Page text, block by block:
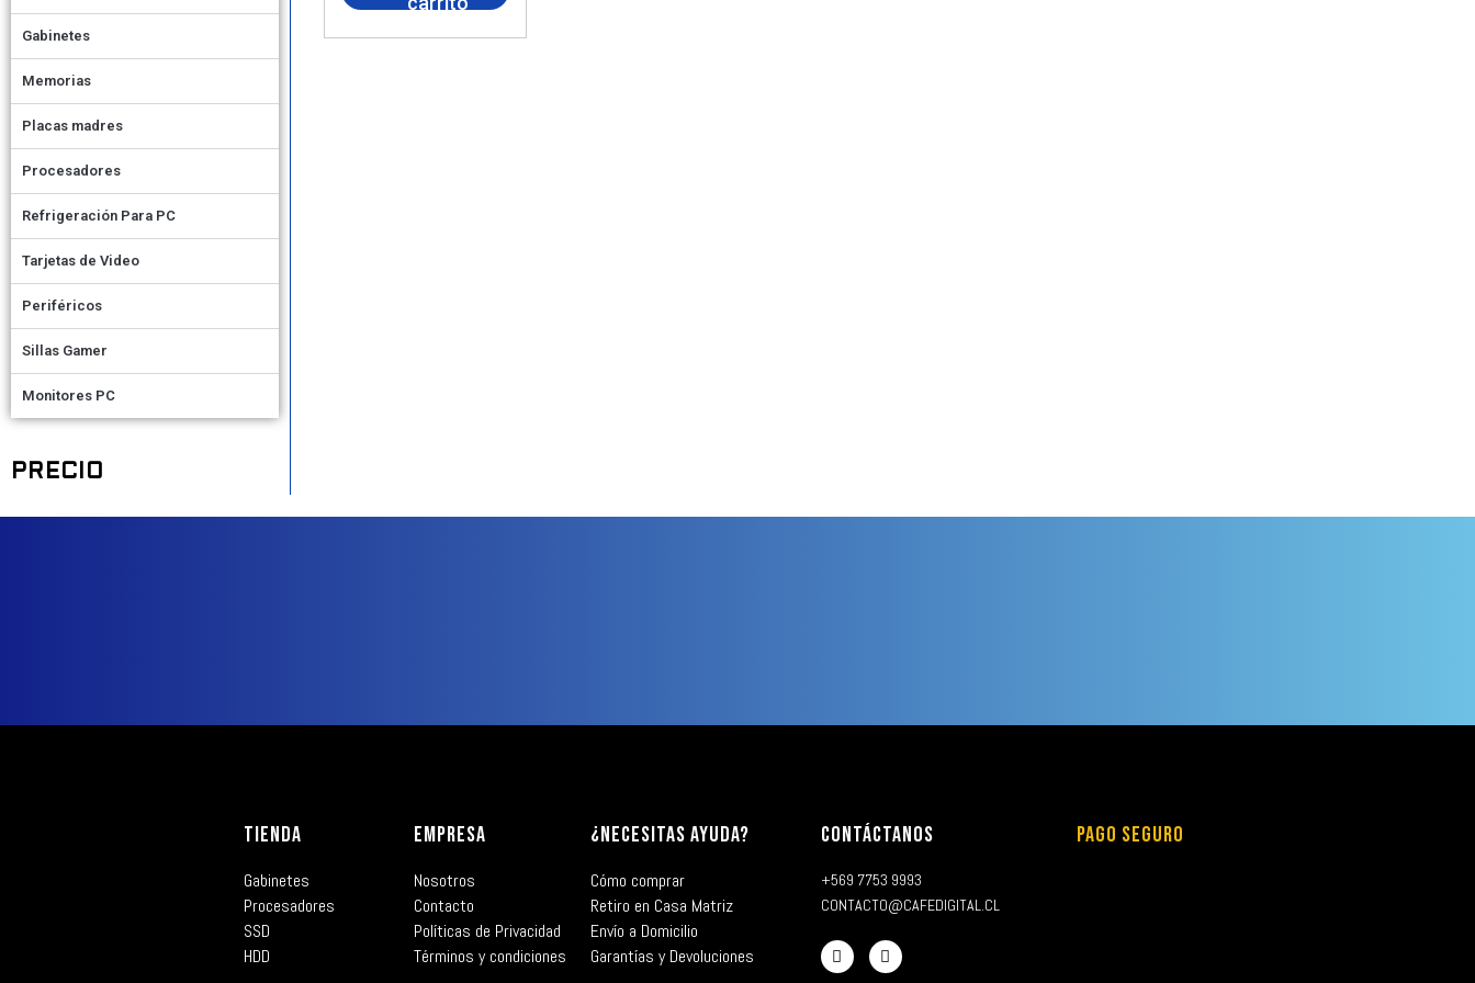
Gabinetes
Memorias
Placas madres
Procesadores
Refrigeración Para PC
Tarjetas de Video
Periféricos
Sillas Gamer
Monitores PC
PRECIO
TIENDA
Gabinetes
Procesadores
SSD
HDD
EMPRESA
Nosotros
Contacto
Políticas de Privacidad
Términos y condiciones
¿NECESITAS AYUDA?
Cómo comprar
Retiro en Casa Matriz
Envío a Domicilio
Garantías y Devoluciones
CONTÁCTANOS
+569 7753 9993
CONTACTO@CAFEDIGITAL.CL
PAGO SEGURO